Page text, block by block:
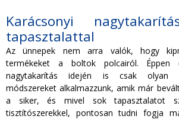
Karácsonyi
tapasztalattal
Az ünnepek nem arra valók, hogy
termékeket a boltok polcairól. Éppen
nagytakarítás idején is csak olyan
módszereket alkalmazzunk, amik már
a siker, és mivel sok tapasztalatot
tisztítószerekkel, pontosan tudni fogja